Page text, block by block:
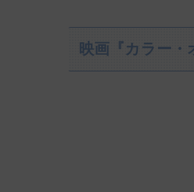
映画『カラー